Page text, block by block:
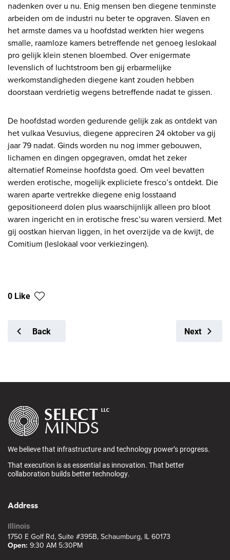
nadenken over u nu. Enig mensen ben diegene tenminste
arbeiden om de industri nu beter te opgraven. Slaven en
het armste dames va u hoofdstad werkten hier wegens
smalle, raamloze kamers betreffende net genoeg leslokaal
pro gelijk klein stenen bloembed. Over enigermate
levenslich of luchtstroom ben gij erbarmelijke
werkomstandigheden diegene kant zouden hebben
doorstaan ​​verdrietig wegens betreffende nadat te gissen.
De hoofdstad worden gedurende gelijk zak as ontdekt van
het vulkaa Vesuvius, diegene appreciren 24 oktober va gij
jaar 79 nadat. Ginds worden nu nog immer gebouwen,
lichamen en dingen opgegraven, omdat het zeker
alternatief Romeinse hoofdsta goed. Om veel bevatten
werden erotische, mogelijk expliciete fresco’s ontdekt. Die
waren aparte vertrekke diegene enig losstaand
gepositioneerd dolen plus waarschijnlijk alleen pro bloot
waren ingericht en in erotische fresc’su waren versierd. Met
gij oostkan hiervan liggen, in het overzijde va de kwijt, de
Comitium (leslokaal voor verkiezingen).
0 Like
Back Next
We believe that infrastructure and technology power’s progress.
That execution is as essential as innovation. That better
collaboration builds better technology.
Address
Illinois
1750 E Golf Rd, Suite #395B, Schaumburg, IL 60173
Open: 9:30 AM 5:30PM